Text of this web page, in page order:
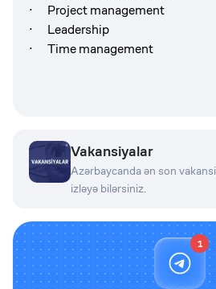
· Project management
· Leadership
· Time management
Vakansiyalar
Azərbaycanda ən son
izləyə bilərsiniz.
1